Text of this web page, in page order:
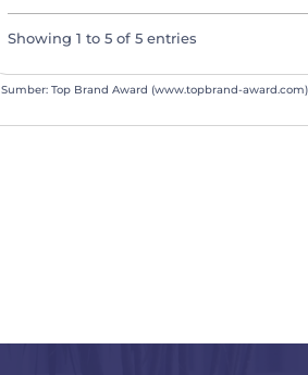
Showing 1 to 5 of 5 entries
Sumber: Top Brand Award (www.topbrand-award.com)